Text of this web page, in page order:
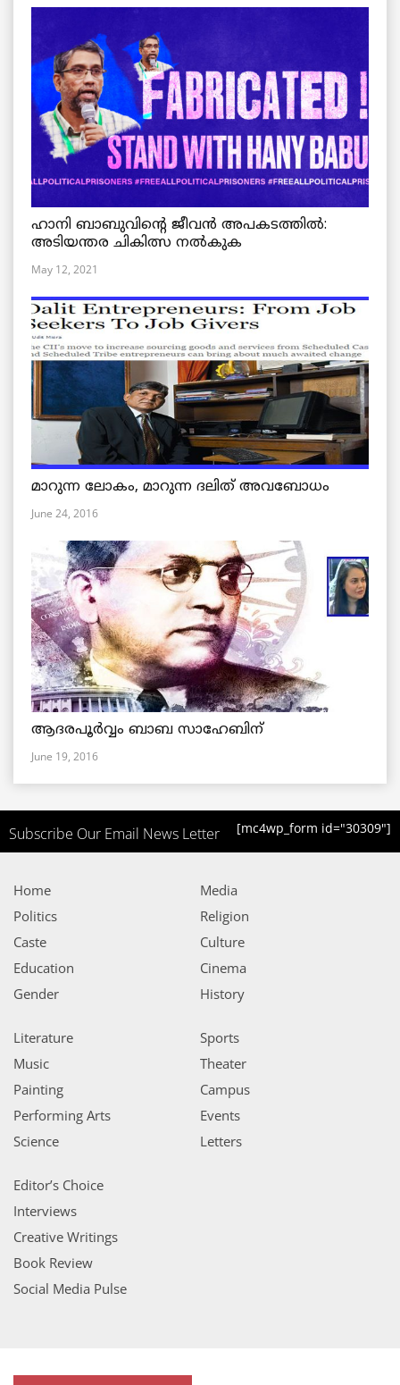
ഹാനി ബാബുവിന്റെ ജീവൻ അപകടത്തിൽ:
അടിയന്തര ചികിത്സ നൽകുക
May 12, 2021
മാറുന്ന ലോകം, മാറുന്ന ദലിത് അവബോധം
June 24, 2016
ആദരപൂര്‍വ്വം ബാബ സാഹേബിന്
June 19, 2016
Subscribe Our Email News Letter [mc4wp_form id="30309"]
Home
Politics
Caste
Education
Gender
Media
Religion
Culture
Cinema
History
Literature
Music
Painting
Performing Arts
Science
Sports
Theater
Campus
Events
Letters
Editor’s Choice
Interviews
Creative Writings
Book Review
Social Media Pulse